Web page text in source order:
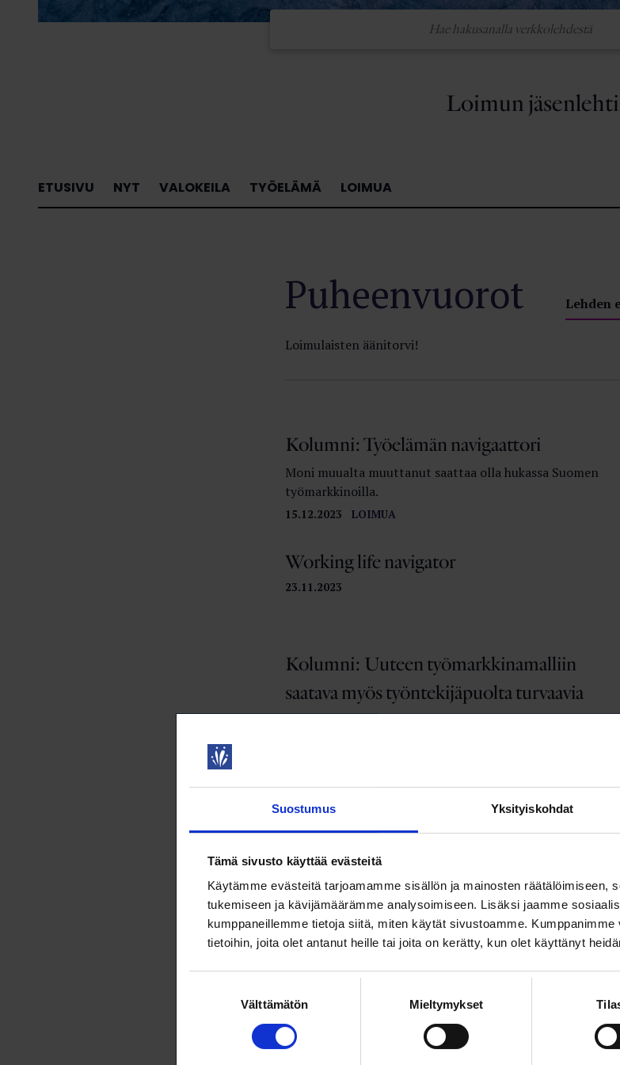
Suostumus Yksityiskohdat
Tämä sivusto käyttää evästeitä
Käytämme evästeitä tarjoamamme sisällön ja mainosten räätälöimiseen,
tukemiseen ja kävijämäärämme analysoimiseen. Lisäksi jaamme
kumppaneillemme tietoja siitä, miten käytät sivustoamme.
tietoihin, joita olet antanut heille tai joita on kerätty, kun olet käyttänyt
Välttämätön Mieltymykset
Loimun jäsenlehti
ETUSIVU NYT VALOKEILA TYÖELÄMÄ LOIMUA
Puheenvuorot Lehden
Loimulaisten äänitorvi!
15.12.2023 LOIMUA
Kolumni: Työelämän navigaattori
Moni muualta muuttanut saattaa olla hukassa Suomen
työmarkkinoilla.
23.11.2023
Working life navigator
8.11.2023
Kolumni: Uuteen työmarkkinamalliin
saatava myös työntekijäpuolta turvaavia
linjoja
hallitusohjelmaan ja sen sisältämiin työelämähankkeisiin.
8.11.2023 LOIMUA
Kolumni: Ruuhkavuodet
Uupumus työelämässä ei johdu välttämättä vain töistä
ihminen on kokonaisuus.
8.11.2023
Pääkirjoitus: Huoli nuorten huomisesta
Nuorten ja nuorten aikuisten henkisestä hyvinvoinnista on
saatu toistuvasti lukea huonoja uutisia jo pitkään.